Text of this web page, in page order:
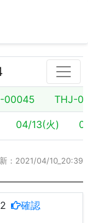
00045 THJ-
04/13(火)
：2021/04/10_20:39
確認